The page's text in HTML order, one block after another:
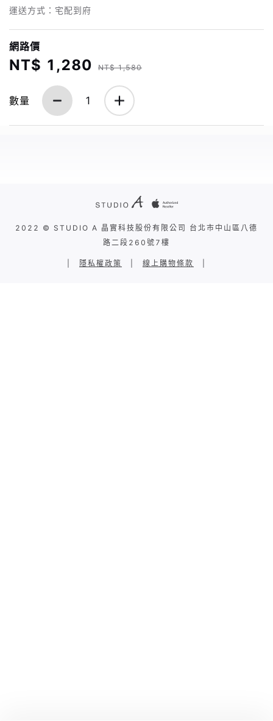
運送方式：宅配到府
網路價
NT$ 1,280 NT$ 1,580
數量 1
2022 © STUDIO A 晶實科技股份有限公司 台北市中山區八德
路二段260號7樓
隱私權政策 線上購物條款